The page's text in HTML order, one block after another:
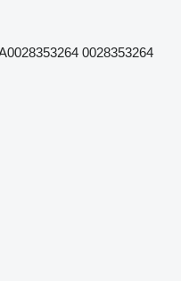
0028353264